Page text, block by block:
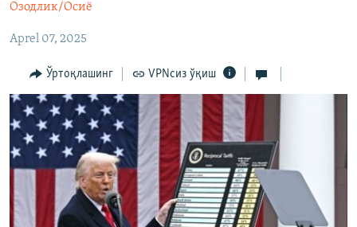
ИЖТИМОИЙ ТАРМОҚЛАР
Озодлик бошқа тилларда
Озодлик/Осиё
Aprel 07, 2025
Ўртоқлашинг VPNсиз ўқиш